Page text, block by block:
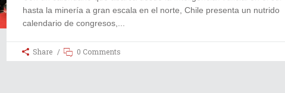
hasta la minería a gran escala en el norte, Chile presenta un nutrido
calendario de congresos,
Share 0 Comments